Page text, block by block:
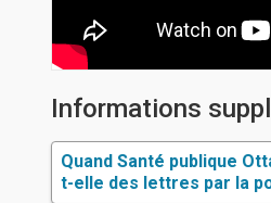
Informations
Quand Santé publique
t-elle des lettres par la